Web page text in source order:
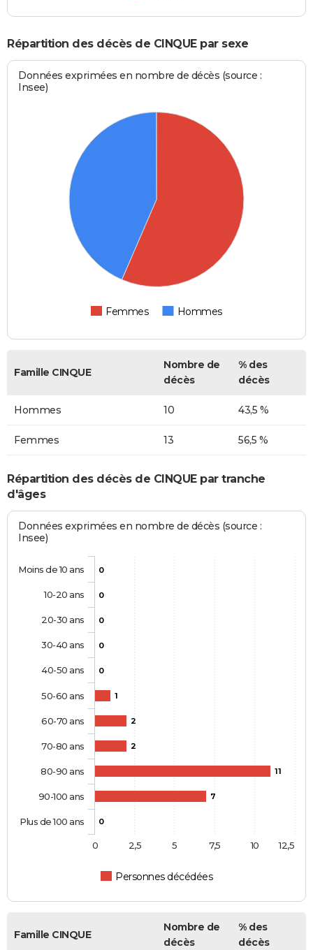
Répartition des décès de CINQUE par sexe
Données exprimées en nombre de décès (source :
Insee)
Femmes Hommes
Famille CINQUE
Nombre de
décès
% des
décès
Hommes 10 43,5 %
Femmes 13 56,5 %
Répartition des décès de CINQUE par tranche
d'âges
Données exprimées en nombre de décès (source :
Insee)
0
0
0
0
0
1
2
2
11
7
0
Personnes décédées
Moins de 10 ans
10-20 ans
20-30 ans
30-40 ans
40-50 ans
50-60 ans
60-70 ans
70-80 ans
80-90 ans
90-100 ans
Plus de 100 ans
0 10
2,5 5 7,5 12,5
Famille CINQUE
Nombre de
décès
% des
décès